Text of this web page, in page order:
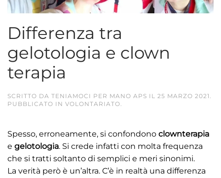
Differenza tra
gelotologia e clown
terapia
SCRITTO DA TENIAMOCI PER MANO APS IL 25 MARZO 2021 .
PUBBLICATO IN VOLONTARIATO.
Spesso, erroneamente, si confondono clownterapia
e gelotologia. Si crede infatti con molta frequenza
che si tratti soltanto di semplici e meri sinonimi.
La verità però è un’altra. C’è in realtà una differenza